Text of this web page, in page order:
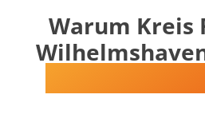
Warum Kreis
Andreas